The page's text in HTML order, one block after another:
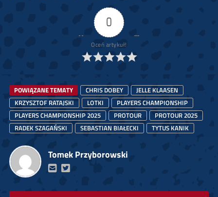
0
Oceń artykuł!
POWIĄZANE TEMATY CHRIS DOBEY
JELLE KLAASEN
KRZYSZTOF RATAJSKI
LOTKI
PLAYERS CHAMPIONSHIP
PLAYERS CHAMPIONSHIP 2025
PROTOUR
PROTOUR 2025
RADEK SZAGAŃSKI
SEBASTIAN BIAŁECKI TYTUS KANIK
Tomek Przyborowski